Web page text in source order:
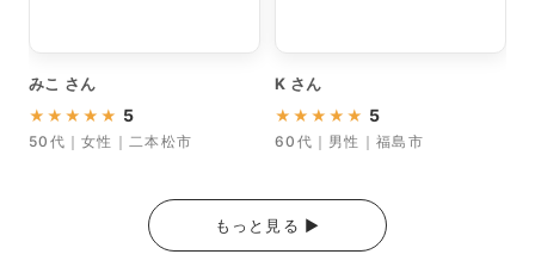
みこ さん
★ ★ ★ ★ ★ 5
50代｜女性｜二本松市
K さん
★ ★ ★ ★ ★ 5
60代｜男性｜福島市
もっと見る ▶︎